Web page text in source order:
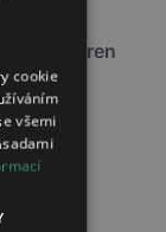
lékáren
naskladnění
cookie
všemi